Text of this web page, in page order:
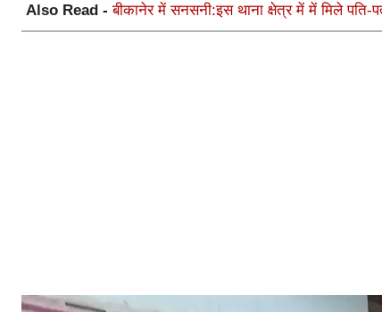
Also Read -बीकानेर में सनसनी:इस थाना क्षेत्र में में मिले पति-